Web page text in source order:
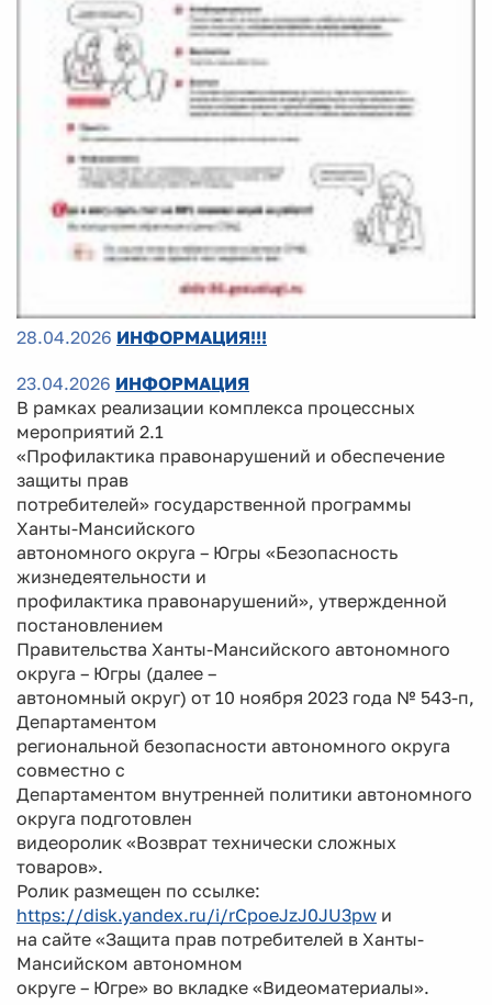
28.04.2026 ИНФОРМАЦИЯ!!!
23.04.2026 ИНФОРМАЦИЯ
В рамках реализации комплекса процессных
мероприятий 2.1
«Профилактика правонарушений и обеспечение
защиты прав
потребителей» государственной программы
Ханты-Мансийского
автономного округа – Югры «Безопасность
жизнедеятельности и
профилактика правонарушений», утвержденной
постановлением
Правительства Ханты-Мансийского автономного
округа – Югры (далее –
автономный округ) от 10 ноября 2023 года № 543-п,
Департаментом
региональной безопасности автономного округа
совместно с
Департаментом внутренней политики автономного
округа подготовлен
видеоролик «Возврат технически сложных
товаров».
Ролик размещен по ссылке:
https://disk.yandex.ru/i/rCpoeJzJ0JU3pw и
на сайте «Защита прав потребителей в Ханты-
Мансийском автономном
округе – Югре» во вкладке «Видеоматериалы».